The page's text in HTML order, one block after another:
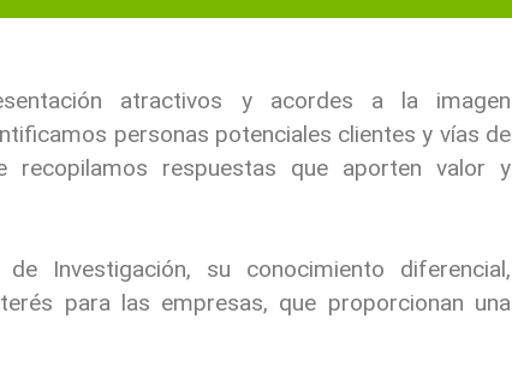
atractivos y acordes a la imagen
personas potenciales clientes y vías de
recopilamos respuestas que aporten valor y
Investigación, su conocimiento diferencial,
para las empresas, que proporcionan una